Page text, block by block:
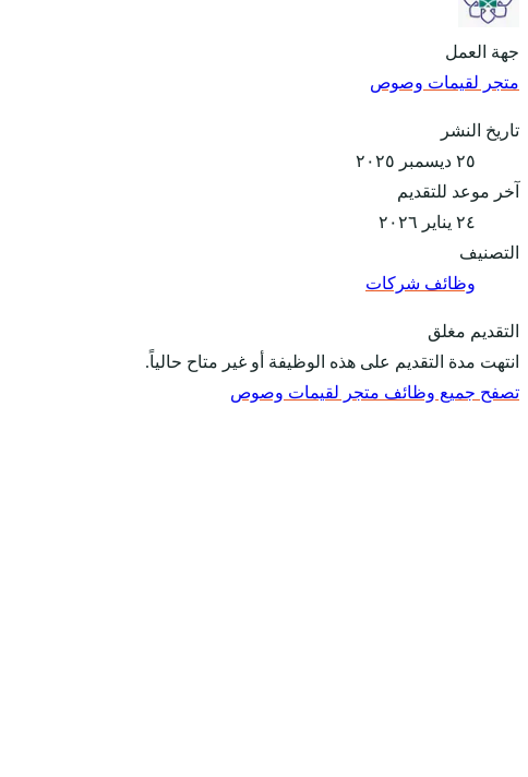
جهة العمل
متجر لقيمات وصوص
تاريخ النشر
٢٥ ديسمبر ٢٠٢٥
آخر موعد للتقديم
٢٤ يناير ٢٠٢٦
التصنيف
وظائف شركات
التقديم مغلق
انتهت مدة التقديم على هذه الوظيفة أو غير متاح حالياً.
تصفح جميع وظائف متجر لقيمات وصوص